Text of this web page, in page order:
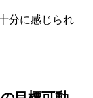
分に感じられ